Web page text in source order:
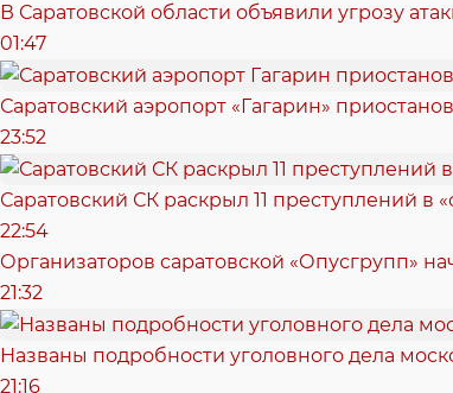
В Саратовской области объявили угрозу
01:47
Саратовский аэропорт «Гагарин»
23:52
Саратовский СК раскрыл 11 преступлений в
22:54
Организаторов саратовской «Опусгрупп»
21:32
Названы подробности уголовного дела
21:16